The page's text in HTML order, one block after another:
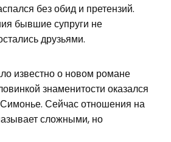
без обид и претензий.
бывшие супруги не
друзьями.
известно о новом романе
знаменитости оказался
Сейчас отношения на
сложными, но